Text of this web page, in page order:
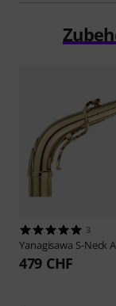
3
Yanagisawa S-Neck
479 CHF